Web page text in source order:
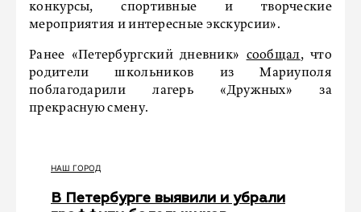
конкурсы, спортивные и творческие
мероприятия и интересные экскурсии».
Ранее «Петербургский дневник» сообщал, что
родители школьников из Мариуполя
поблагодарили лагерь «Дружных» за
прекрасную смену.
НАШ ГОРОД
В Петербурге выявили и убрали